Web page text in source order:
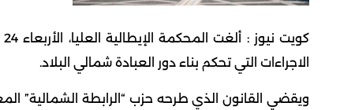
الاجراءات التي تحكم بناء دور العبادة شمالي البلاد.